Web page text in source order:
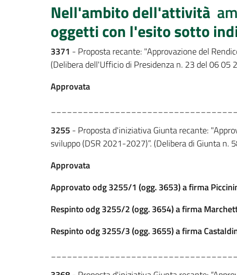
Nell'ambito dell'attività
oggetti con l'esito sotto
3371 - Proposta recante: "Approvazione del
(Delibera dell'Ufficio di Presidenza n. 23 del 06 05
Approvata
3255 - Proposta d'iniziativa Giunta recante:
sviluppo (DSR 2021-2027)”. (Delibera di Giunta n.
Approvata
Approvato odg 3255/1 (ogg. 3653) a firma
Respinto odg 3255/2 (ogg. 3654) a firma
Respinto odg 3255/3 (ogg. 3655) a firma